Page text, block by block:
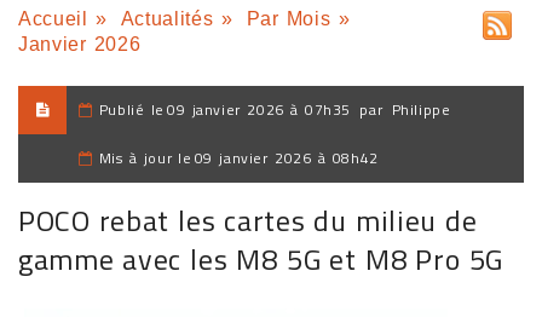
Accueil » Actualités » Par Mois »
Janvier 2026
Publié le 09 janvier 2026 à 07h35 par Philippe
Mis à jour le 09 janvier 2026 à 08h42
POCO rebat les cartes du milieu de
gamme avec les M8 5G et M8 Pro 5G